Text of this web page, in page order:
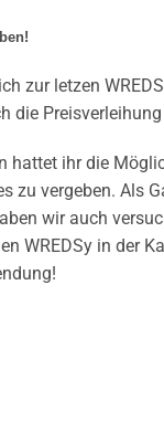
zur letzen
die
hattet ihr die
zu vergeben. Als
wir auch
WREDSy in der